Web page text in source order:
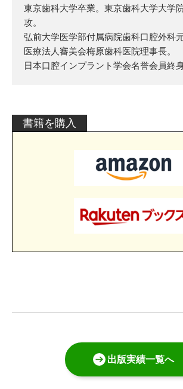
東京歯科大学卒業。東京歯科大学大学
攻。
弘前大学医学部付属病院歯科口腔外科元
医療法人審美会梅原歯科医院理事長。
日本口腔インプラント学会名誉会員終
書籍を購入
出版実績一覧へ